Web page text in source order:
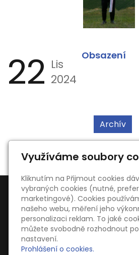
22 Lis
2024
Obsazení
Archív
Kontakty
Ing. Oldřich
Využíváme soubory
Kliknutím na Přijmout cookies
vybraných cookies (nutné,
marketingové). Cookies
našeho webu, měření jeho
personalizaci reklam. To jaké
můžete svobodně rozhodnout
nastavení.
Prohlášení o cookies.